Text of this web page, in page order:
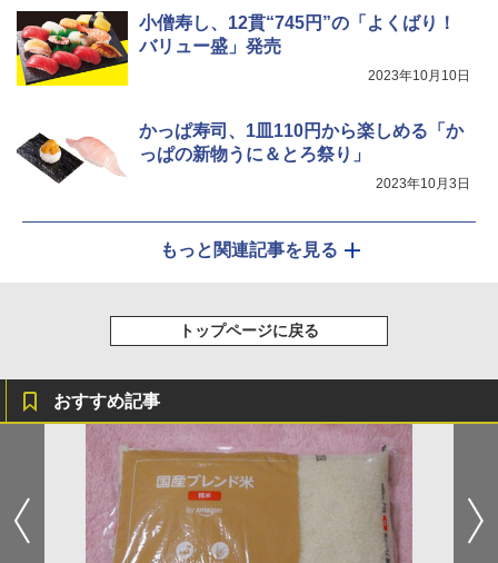
クション トースト機能
￥44,800
小僧寿し、12貫“745円”の「よくばり！
バリュー盛」発売
2023年10月10日
かっぱ寿司、1皿110円から楽しめる「か
っぱの新物うに＆とろ祭り」
2023年10月3日
もっと関連記事を見る
トップページに戻る
おすすめ記事